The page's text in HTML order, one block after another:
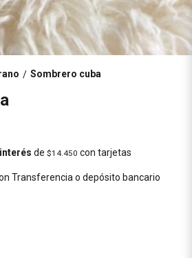
/ Sombrero cuba
de $14.450 con tarjetas
Transferencia o depósito bancario